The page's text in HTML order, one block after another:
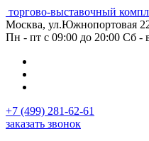
торгово-выставочный
Москва, ул.Южнопортовая
Пн - пт с 09:00 до 20:00 Сб -
+7 (499) 281-62-61
заказать звонок